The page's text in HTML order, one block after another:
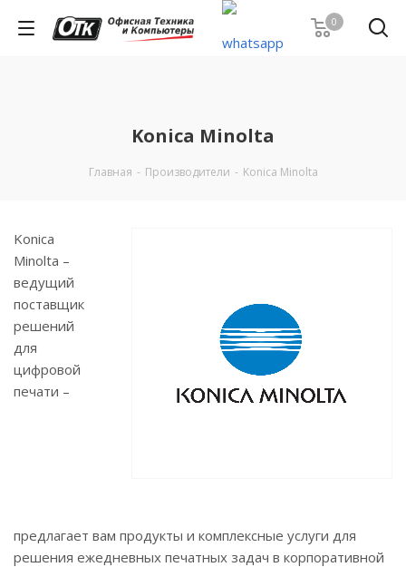
0
Konica Minolta
Главная - Производители - Konica Minolta
Konica
Minolta –
ведущий
поставщик
решений
для
цифровой
печати –
предлагает вам продукты и комплексные услуги для
решения ежедневных печатных задач в корпоративной